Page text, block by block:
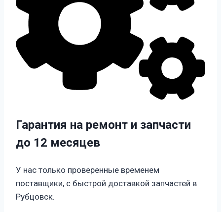
Гарантия на ремонт и запчасти
до 12 месяцев
У нас только проверенные временем
поставщики, с быстрой доставкой запчастей в
Рубцовск.